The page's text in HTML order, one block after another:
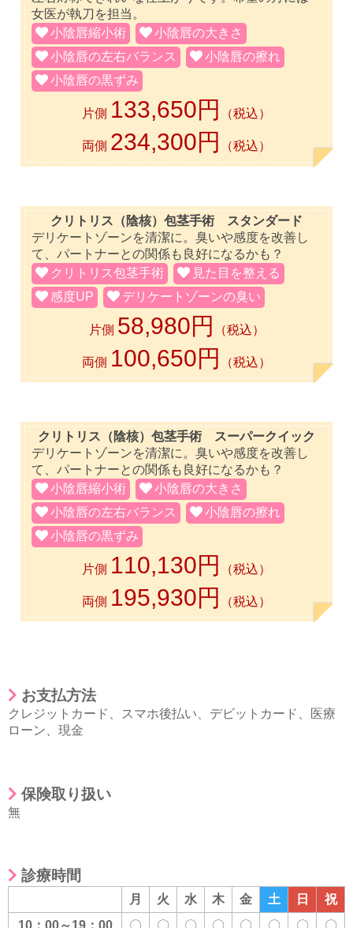
女医が執刀を担当。
小陰唇縮小術
小陰唇の大きさ
小陰唇の左右バランス
小陰唇の擦れ
小陰唇の黒ずみ
片側 133,650円 （税込）
両側 234,300円 （税込）
クリトリス（陰核）包茎手術 スタンダード
デリケートゾーンを清潔に。臭いや感度を改善し
て、パートナーとの関係も良好になるかも？
クリトリス包茎手術
見た目を整える
感度UP
デリケートゾーンの臭い
片側 58,980円 （税込）
両側 100,650円 （税込）
クリトリス（陰核）包茎手術 スーパークイック
デリケートゾーンを清潔に。臭いや感度を改善し
て、パートナーとの関係も良好になるかも？
小陰唇縮小術
小陰唇の大きさ
小陰唇の左右バランス
小陰唇の擦れ
小陰唇の黒ずみ
片側 110,130円 （税込）
両側 195,930円 （税込）
お支払方法
クレジットカード 、 スマホ後払い、 デビットカード 、
医療
ローン、 現金
保険取り扱い
無
診療時間
月 火 水 木 金 土 日
祝
10：00～19：00
〇 〇 〇 〇 〇 〇 〇 〇